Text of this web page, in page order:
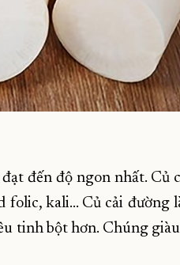
đến độ ngon nhất. Củ
folic, kali... Củ cải đường
tinh bột hơn. Chúng